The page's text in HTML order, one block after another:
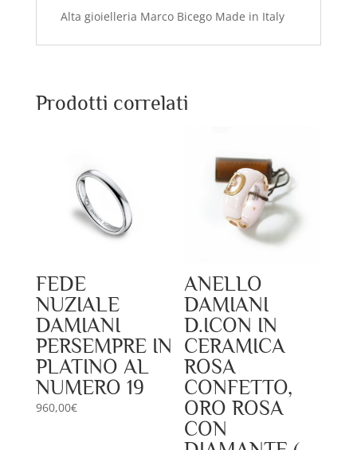
Alta gioielleria Marco Bicego Made in Italy
Prodotti correlati
FEDE
NUZIALE
DAMIANI
PERSEMPRE IN
PLATINO AL
NUMERO 19
960,00€
ANELLO
DAMIANI
D.ICON IN
CERAMICA
ROSA
CONFETTO,
ORO ROSA
CON